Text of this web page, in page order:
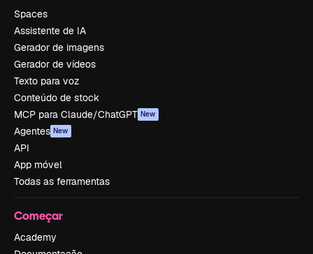
Spaces
Assistente de IA
Gerador de imagens
Gerador de vídeos
Texto para voz
Conteúdo de stock
MCP para Claude/ChatGPT New
Agentes New
API
App móvel
Todas as ferramentas
Começar
Academy